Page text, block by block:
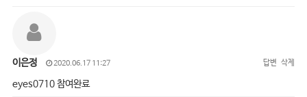
이은정 2020.06.17 11:27 답변 삭제
eyes0710 참여완료